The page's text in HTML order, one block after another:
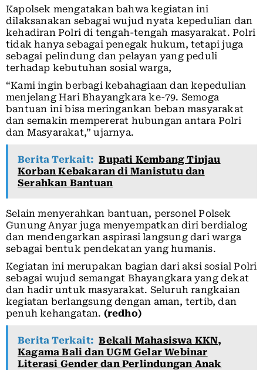
Kapolsek mengatakan bahwa kegiatan ini
dilaksanakan sebagai wujud nyata kepedulian dan
kehadiran Polri di tengah-tengah masyarakat. Polri
tidak hanya sebagai penegak hukum, tetapi juga
sebagai pelindung dan pelayan yang peduli
terhadap kebutuhan sosial warga,
“Kami ingin berbagi kebahagiaan dan kepedulian
menjelang Hari Bhayangkara ke-79. Semoga
bantuan ini bisa meringankan beban masyarakat
dan semakin mempererat hubungan antara Polri
dan Masyarakat,” ujarnya.
Berita Terkait: Bupati Kembang Tinjau
Korban Kebakaran di Manistutu dan
Serahkan Bantuan
Selain menyerahkan bantuan, personel Polsek
Gunung Anyar juga menyempatkan diri berdialog
dan mendengarkan aspirasi langsung dari warga
sebagai bentuk pendekatan yang humanis.
Kegiatan ini merupakan bagian dari aksi sosial Polri
sebagai wujud semangat Bhayangkara yang dekat
dan hadir untuk masyarakat. Seluruh rangkaian
kegiatan berlangsung dengan aman, tertib, dan
penuh kehangatan. (redho)
Berita Terkait: Bekali Mahasiswa KKN,
Kagama Bali dan UGM Gelar Webinar
Literasi Gender dan Perlindungan Anak